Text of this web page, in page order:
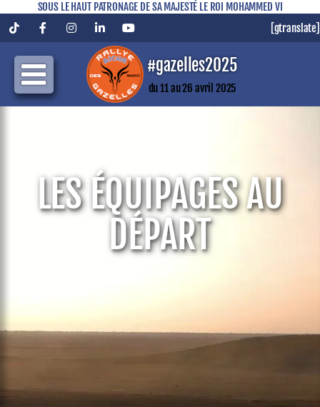
SOUS LE HAUT PATRONAGE DE SA MAJESTÉ LE ROI MOHAMMED VI
TiktokFacebookInstagramLinkedInYouTube [gtranslate]
#gazelles2025
du 11 au 26 avril 2025
LES ÉQUIPAGES AU
DÉPART